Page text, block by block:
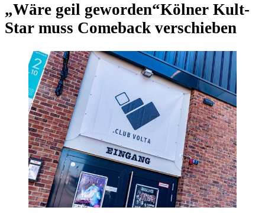
„Wäre geil geworden“Kölner Kult-
Star muss Comeback verschieben